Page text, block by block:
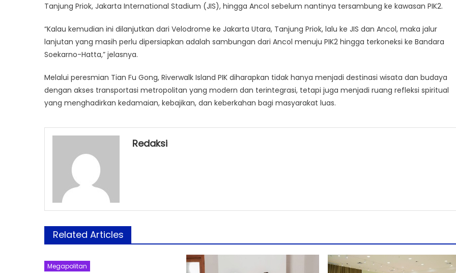
Tanjung Priok, Jakarta International Stadium (JIS), hingga Ancol sebelum nantinya tersambung ke kawasan PIK2.
“Kalau kemudian ini dilanjutkan dari Velodrome ke Jakarta Utara, Tanjung Priok, lalu ke JIS dan Ancol, maka jalur
lanjutan yang masih perlu dipersiapkan adalah sambungan dari Ancol menuju PIK2 hingga terkoneksi ke Bandara
Soekarno-Hatta,” jelasnya.
Melalui peresmian Tian Fu Gong, Riverwalk Island PIK diharapkan tidak hanya menjadi destinasi wisata dan budaya
dengan akses transportasi metropolitan yang modern dan terintegrasi, tetapi juga menjadi ruang refleksi spiritual
yang menghadirkan kedamaian, kebajikan, dan keberkahan bagi masyarakat luas.
Redaksi
Related Articles
Megapolitan